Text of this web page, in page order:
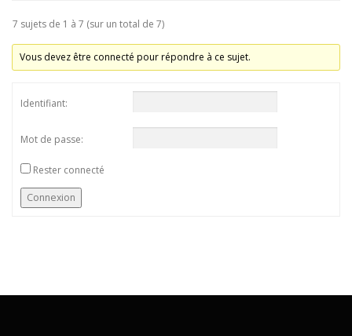
7 sujets de 1 à 7 (sur un total de 7)
Vous devez être connecté pour répondre à ce sujet.
Identifiant:
Mot de passe:
Rester connecté
Connexion